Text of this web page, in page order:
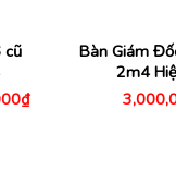
cũ
₫Giá
Bàn Giám
2m4